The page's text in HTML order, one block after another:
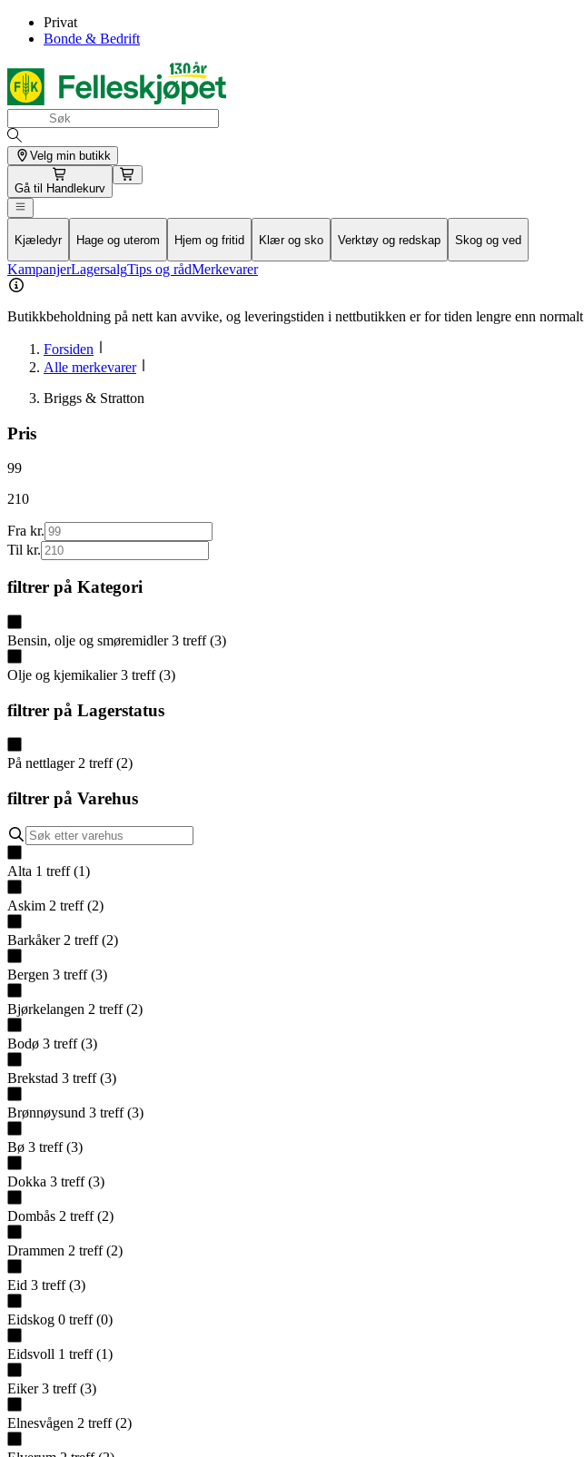
Privat
Bonde & Bedrift
Velg min butikk
Gå til Handlekurv
Kjæledyr Hage og uterom Hjem og fritid Klær og sko Verktøy og redskap Skog og ved
KampanjerLagersalgTips og rådMerkevarer
Butikkbeholdning på nett kan avvike, og leveringstiden i nettbutikken er for tiden lengre enn normalt
Forsiden
Alle merkevarer
Briggs & Stratton
Pris
99
210
Fra kr.
Til kr.
filtrer på Kategori
Bensin, olje og smøremidler 3 treff (3)
Olje og kjemikalier 3 treff (3)
filtrer på Lagerstatus
På nettlager 2 treff (2)
filtrer på Varehus
Alta 1 treff (1)
Askim 2 treff (2)
Barkåker 2 treff (2)
Bergen 3 treff (3)
Bjørkelangen 2 treff (2)
Bodø 3 treff (3)
Brekstad 3 treff (3)
Brønnøysund 3 treff (3)
Bø 3 treff (3)
Dokka 3 treff (3)
Dombås 2 treff (2)
Drammen 2 treff (2)
Eid 3 treff (3)
Eidskog 0 treff (0)
Eidsvoll 1 treff (1)
Eiker 3 treff (3)
Elnesvågen 2 treff (2)